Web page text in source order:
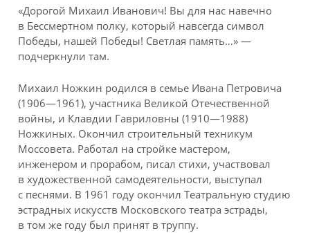
«Дорогой Михаил Иванович! Вы для нас навечно
в Бессмертном полку, который навсегда символ
Победы, нашей Победы! Светлая память…» —
подчеркнули там.
Михаил Ножкин родился в семье Ивана Петровича
(1906—1961), участника Великой Отечественной
войны, и Клавдии Гавриловны (1910—1988)
Ножкиных. Окончил строительный техникум
Моссовета. Работал на стройке мастером,
инженером и прорабом, писал стихи, участвовал
в художественной самодеятельности, выступал
с песнями. В 1961 году окончил Театральную студию
эстрадных искусств Московского театра эстрады,
в том же году был принят в труппу.